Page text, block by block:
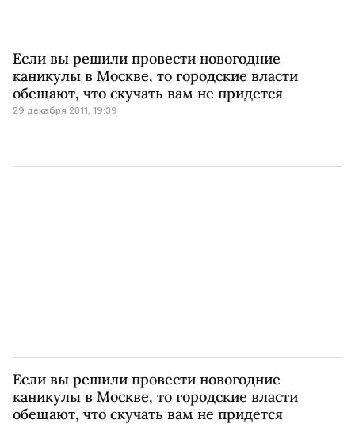
Если вы решили провести новогодние
каникулы в Москве, то городские власти
обещают, что скучать вам не придется
29 декабря 2011, 19:39
Если вы решили провести новогодние
каникулы в Москве, то городские власти
обещают, что скучать вам не придется